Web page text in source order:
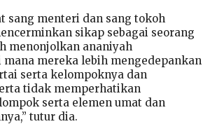
sang menteri dan sang tokoh
sikap sebagai seorang
menonjolkan ananiyah
mereka lebih mengedepankan
serta kelompoknya dan
tidak memperhatikan
serta elemen umat dan
tutur dia.